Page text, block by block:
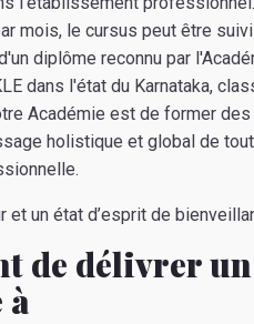
mois, le cursus peut être
diplôme reconnu par
dans l'état du Karnataka,
Académie est de former des
holistique et global de
un état d’esprit de
de délivrer un
à